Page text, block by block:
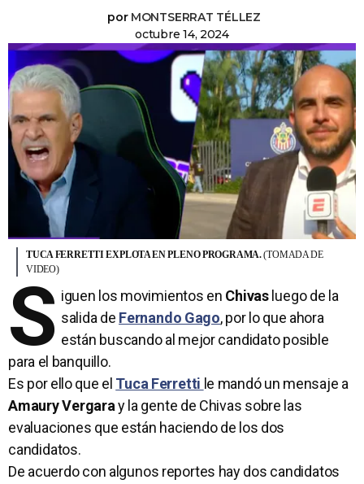
por MONTSERRAT TÉLLEZ
octubre 14, 2024
TUCA FERRETTI EXPLOTA EN PLENO PROGRAMA.(TOMADA DE
VIDEO)
S iguen los movimientos en Chivas luego de la
salida de Fernando Gago, por lo que ahora
están buscando al mejor candidato posible
para el banquillo.
Es por ello que el Tuca Ferretti le mandó un mensaje a
Amaury Vergaray la gente de Chivas sobre las
evaluaciones que están haciendo de los dos
candidatos.
De acuerdo con algunos reportes hay dos candidatos